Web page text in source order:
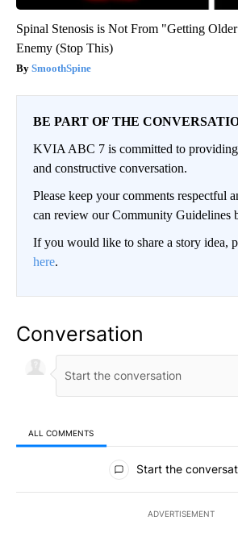
Spinal Stenosis is Not From "Getting
Enemy (Stop This)
SmoothSpine
BE PART OF THE
KVIA ABC 7 is committed to
and constructive conversation.
Please keep your comments respectful
can review our Community Guidelines
If you would like to share a story idea,
here.
Conversation
ALL COMMENTS
All Comments
Start the
ADVERTISEMENT